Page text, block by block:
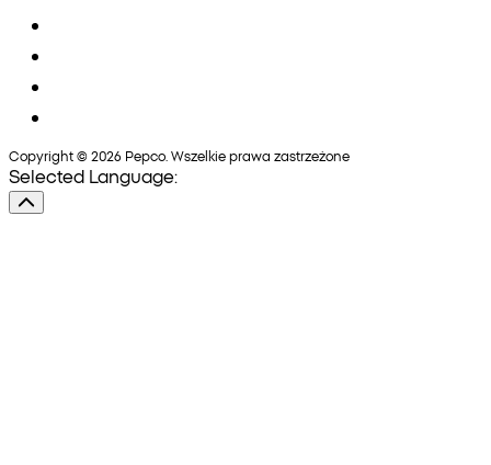
Copyright © 2026 Pepco. Wszelkie prawa zastrzeżone
Selected Language: